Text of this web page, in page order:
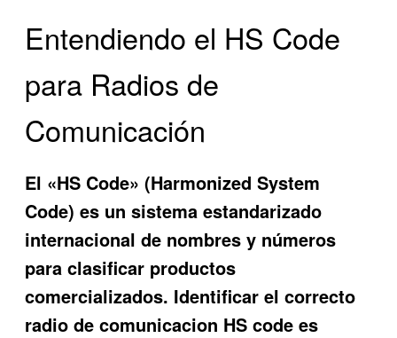
Entendiendo el HS Code
para Radios de
Comunicación
El «HS Code» (Harmonized System
Code) es un sistema estandarizado
internacional de nombres y números
para clasificar productos
comercializados. Identificar el correcto
radio de comunicacion HS code es